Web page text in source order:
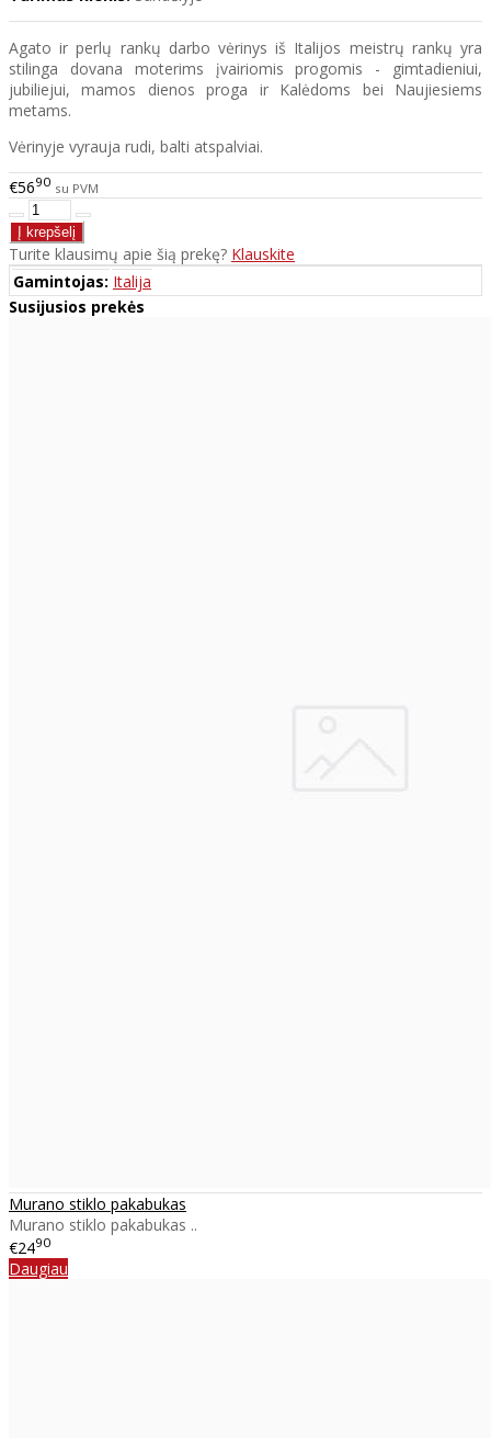
Agato ir perlų rankų darbo vėrinys iš Italijos meistrų rankų yra
stilinga dovana moterims įvairiomis progomis - gimtadieniui,
jubiliejui, mamos dienos proga ir Kalėdoms bei Naujiesiems
metams.
Vėrinyje vyrauja rudi, balti atspalviai.
€5690 su PVM
Turite klausimų apie šią prekę? Klauskite
Gamintojas: Italija
Susijusios prekės
Murano stiklo pakabukas
Murano stiklo pakabukas ..
€2490
Daugiau